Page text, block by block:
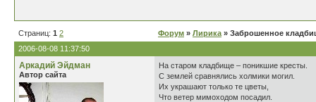
Страниц: 1 2 Форум » Лирика » Заброшенное
2006-08-08 11:37:50
Аркадий Эйдман
Автор сайта
На старом кладбище – поникшие кресты.
С землей сравнялись холмики могил.
Их украшают только те цветы,
Что ветер мимоходом посадил.